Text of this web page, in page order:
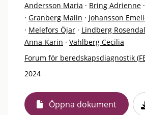
Andersson Maria · Bring Adrienne ·
· Granberg Malin · Johansson
· Melefors Öjar · Lindberg
Anna-Karin · Vahlberg Cecilia
Forum för beredskapsdiagnostik
2024
Öppna dokument